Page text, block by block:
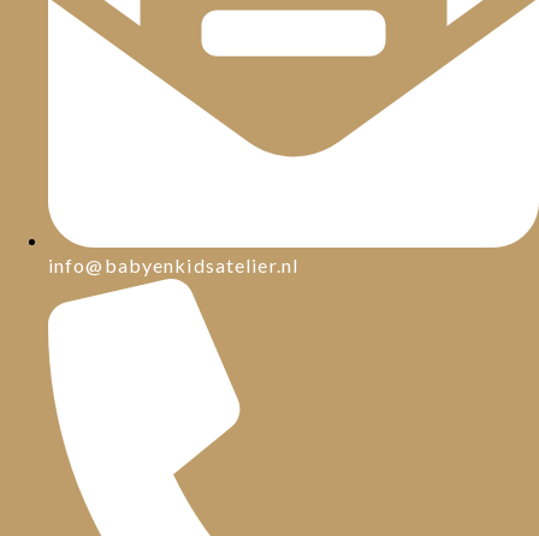
info@babyenkidsatelier.nl